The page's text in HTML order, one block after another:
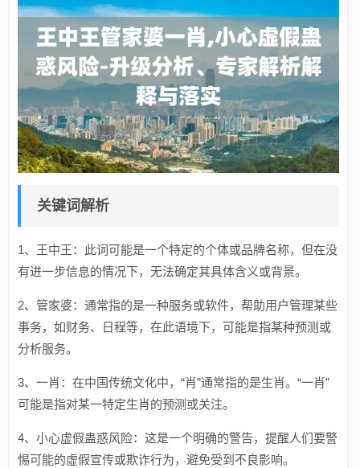
关键词解析
1、王中王：此词可能是一个特定的个体或品牌名称，但在没
有进一步信息的情况下，无法确定其具体含义或背景。
2、管家婆：通常指的是一种服务或软件，帮助用户管理某些
事务，如财务、日程等，在此语境下，可能是指某种预测或
分析服务。
3、一肖：在中国传统文化中，“肖”通常指的是生肖。“一肖”
可能是指对某一特定生肖的预测或关注。
4、小心虚假蛊惑风险：这是一个明确的警告，提醒人们要警
惕可能的虚假宣传或欺诈行为，避免受到不良影响。